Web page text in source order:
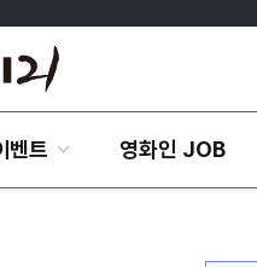
벤트 영화인 JOB